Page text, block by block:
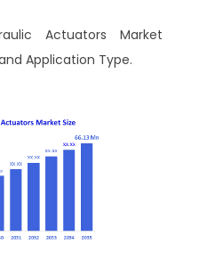
Actuators Market
Application Type.